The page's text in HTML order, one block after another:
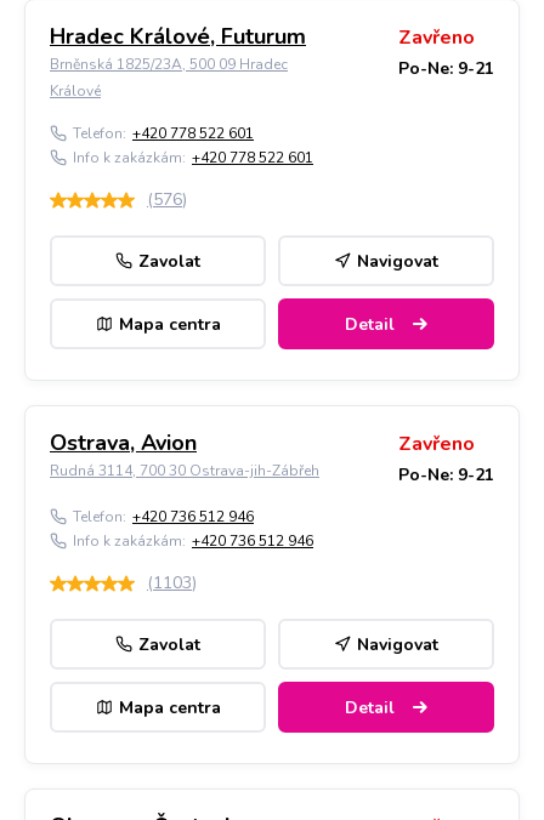
Hradec Králové, Futurum
Brněnská 1825/23A, 500 09 Hradec
Králové
Zavřeno
Po-Ne: 9-21
Telefon: +420 778 522 601
Info k zakázkám: +420 778 522 601
(576)
Zavolat Navigovat
Mapa centra Detail
Ostrava, Avion
Rudná 3114, 700 30 Ostrava-jih-Zábřeh
Zavřeno
Po-Ne: 9-21
Telefon: +420 736 512 946
Info k zakázkám: +420 736 512 946
(1103)
Zavolat Navigovat
Mapa centra Detail